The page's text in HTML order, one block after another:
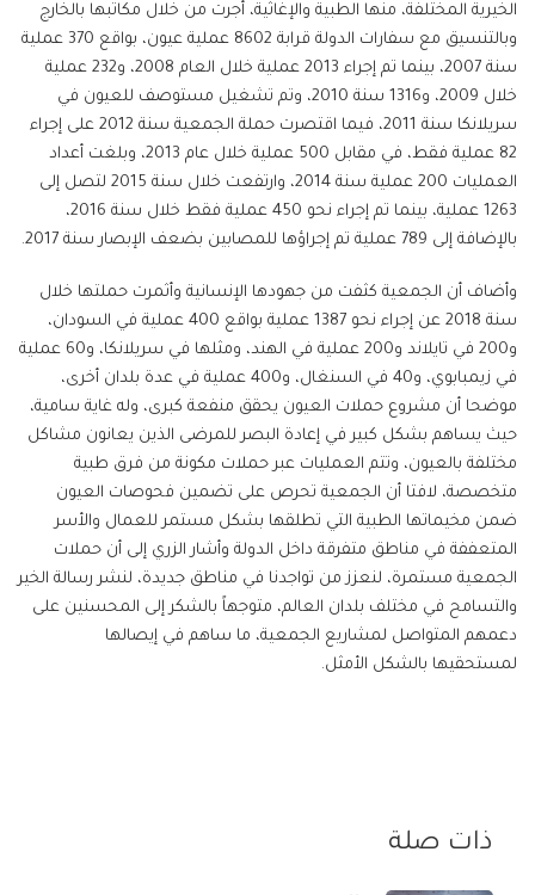
الخيرية المختلفة، منها الطبية والإغاثية، أجرت من خلال مكاتبها بالخارج
وبالتنسيق مع سفارات الدولة قرابة 8602 عملية عيون، بواقع 370 عملية
سنة 2007، بينما تم إجراء 2013 عملية خلال العام 2008، و232 عملية
خلال 2009، و1316 سنة 2010، وتم تشغيل مستوصف للعيون في
سريلانكا سنة 2011، فيما اقتصرت حملة الجمعية سنة 2012 على إجراء
82 عملية فقط، في مقابل 500 عملية خلال عام 2013، وبلغت أعداد
العمليات 200 عملية سنة 2014، وارتفعت خلال سنة 2015 لتصل إلى
1263 عملية، بينما تم إجراء نحو 450 عملية فقط خلال سنة 2016،
بالإضافة إلى 789 عملية تم إجراؤها للمصابين بضعف الإبصار سنة 2017.
وأضاف أن الجمعية كثفت من جهودها الإنسانية وأثمرت حملتها خلال
سنة 2018 عن إجراء نحو 1387 عملية بواقع 400 عملية في السودان،
و200 في تايلاند و200 عملية في الهند، ومثلها في سريلانكا، و60 عملية
في زيمبابوي، و40 في السنغال، و400 عملية في عدة بلدان أخرى،
موضحا أن مشروع حملات العيون يحقق منفعة كبرى، وله غاية سامية،
حيث يساهم بشكل كبير في إعادة البصر للمرضى الذين يعانون مشاكل
مختلفة بالعيون، وتتم العمليات عبر حملات مكونة من فرق طبية
متخصصة، لافتا أن الجمعية تحرص على تضمين فحوصات العيون
ضمن مخيماتها الطبية التي تطلقها بشكل مستمر للعمال والأسر
المتعففة في مناطق متفرقة داخل الدولة وأشار الزري إلى أن حملات
الجمعية مستمرة، لنعزز من تواجدنا في مناطق جديدة، لنشر رسالة الخير
والتسامح في مختلف بلدان العالم، متوجهاً بالشكر إلى المحسنين على
دعمهم المتواصل لمشاريع الجمعية، ما ساهم في إيصالها
لمستحقيها بالشكل الأمثل.
ذات صلة